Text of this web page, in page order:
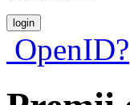
OpenID?